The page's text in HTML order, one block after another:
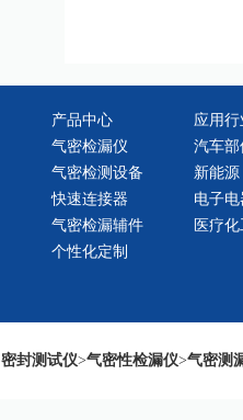
产品中心
气密检漏仪
气密检测设备
快速连接器
气密检漏辅件
个性化定制
应用行
汽车部
新能源
电子电
医疗
密封测试仪>气密性检漏仪>气密测